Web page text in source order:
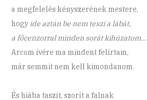
a megfelelés kényszerének mestere,
hogy ide aztán be nem teszi a lábát,
a főcenzorral minden sorát kihúzatom…
Arcom ívére ma mindent felírtam,
már semmit nem kell kimondanom.
És hiába taszít, szorít a falnak